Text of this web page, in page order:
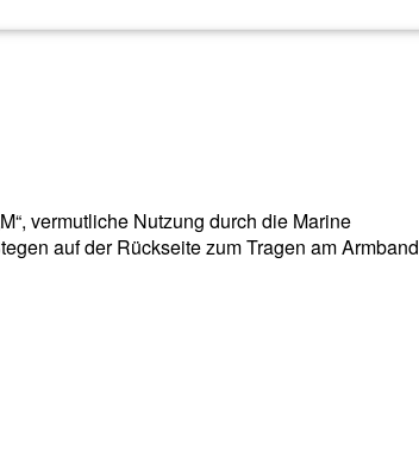
vermutliche Nutzung durch die Marine
auf der Rückseite zum Tragen am Armband